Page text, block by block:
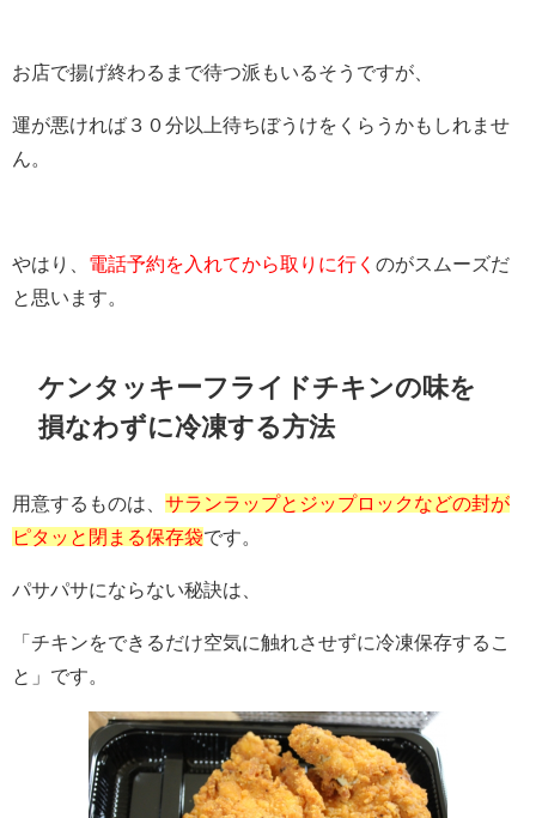
お店で揚げ終わるまで待つ派もいるそうですが、
運が悪ければ３０分以上待ちぼうけをくらうかもしれませ
ん。
やはり、 電話予約を入れてから取りに行く のがスムーズだ
と思います。
ケンタッキーフライドチキンの味を
損なわずに冷凍する方法
用意するものは、 サランラップとジップロックなどの封が
ピタッと閉まる保存袋です。
パサパサにならない秘訣は、
「チキンをできるだけ空気に触れさせずに冷凍保存するこ
と」です。